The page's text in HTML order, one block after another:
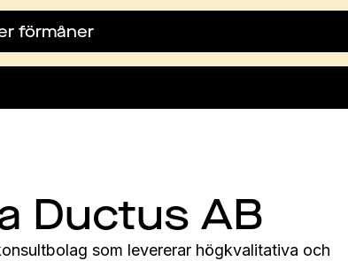
förmåner
Ductus AB
som levererar högkvalitativa och